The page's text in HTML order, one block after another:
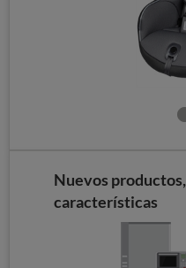
Nuevos
características